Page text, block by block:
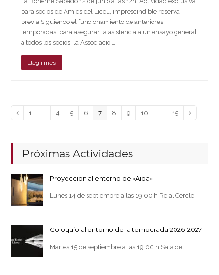
para socios de Amics del Liceu, imprescindible reserva
previa Siguiendo el funcionamiento de anteriores
temporadas, para asegurar la asistencia a un ensayo general
a todos los socios, la Associació,…
Llegir més
Anterior
Page
1 … Page
4 Page
5 Page
6 Page
7 Page
8 Page
9 Page
10 … Page
15 Siguiente
Próximas Actividades
Proyeccion al entorno de «Aida»
Lunes 14 de septiembre a las 19:00 h Reial Cercle…
Coloquio al entorno de la temporada 2026-2027
Martes 15 de septiembre a las 19:00 h Sala del…